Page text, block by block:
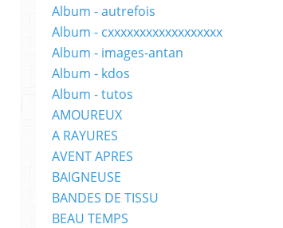
Album - autrefois
Album - cxxxxxxxxxxxxxxxxxx
Album - images-antan
Album - kdos
Album - tutos
AMOUREUX
A RAYURES
AVENT APRES
BAIGNEUSE
BANDES DE TISSU
BEAU TEMPS